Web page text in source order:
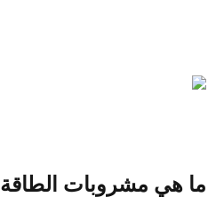
ما هي مشروبات الطاقة